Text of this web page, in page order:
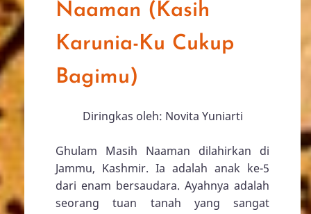
mempraktikkan iman mereka. Kunjungi
situsnya untuk mengenal organisasi ini
lebih dekat.
Baca Selengkapnya
Ghulam Masih
Naaman (Kasih